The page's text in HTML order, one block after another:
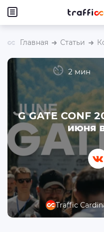
Главная Статьи
Traffic
G GATE CONF
июня
2 мин